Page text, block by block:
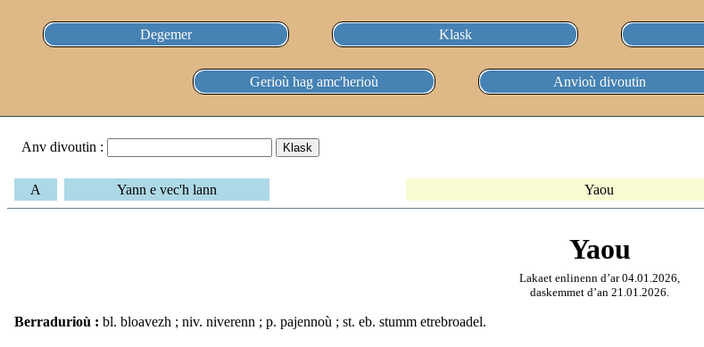
Degemer Klask
Gerioù hag amc'herioù Anvioù divoutin
Anv divoutin :
A Yann e vec'h lann Yaou
Yaou
Lakaet enlinenn d’ar 04.01.2026,
daskemmet d’an 21.01.2026.
Berradurioù : bl. bloavezh ; niv. niverenn ; p. pajennoù ; st. eb. stumm etrebroadel.